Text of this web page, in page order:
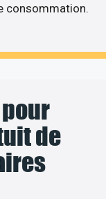
consommation.
de